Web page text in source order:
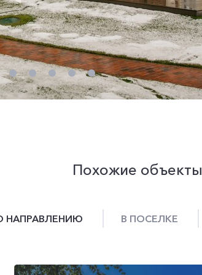
Похожие объекты
НАПРАВЛЕНИЮ В ПОСЕЛКЕ